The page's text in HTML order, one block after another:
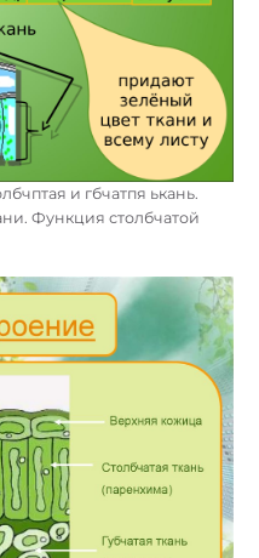
и гбчатпя ькань.
Функция столбчатой